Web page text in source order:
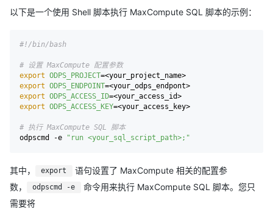
以下是一个使用 Shell 脚本执行 MaxCompute SQL 脚本的示例：
#!/bin/bash
# 设置 MaxCompute 配置参数
export ODPS_PROJECT
export ODPS_ENDPOINT
export ODPS_ACCESS_ID
export ODPS_ACCESS_KEY=<your_access_key>
# 执行 MaxCompute SQL 脚本
odpscmd -e
"run <your_sql_script_path>;"
其中， export
语句设置了 MaxCompute 相关的配置参
数，
odpscmd -e
命令用来执行 MaxCompute SQL 脚本。您只
需要将